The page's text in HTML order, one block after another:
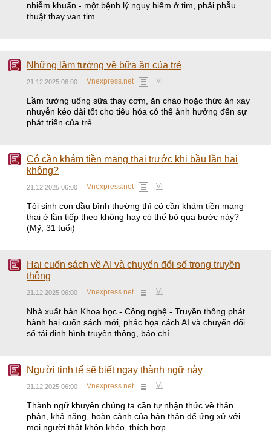
nhiễm khuẩn - một bệnh lý nguy hiểm ở tim, phải phẫu
thuật thay van tim.
Những lầm tưởng về bữa ăn của trẻ
21.12.2025 06:00 Vnexpress.net Vi
Lầm tưởng uống sữa thay cơm, ăn cháo hoặc thức ăn xay
nhuyễn kéo dài tốt cho tiêu hóa có thể ảnh hưởng đến sự
phát triển của trẻ.
Có cần khám tiền mang thai trước khi bầu lần hai
không?
21.12.2025 06:00 Vnexpress.net Vi
Tôi sinh con đầu bình thường thì có cần khám tiền mang
thai ở lần tiếp theo không hay có thể bỏ qua bước này?
(Mỹ, 31 tuổi)
Hai cuốn sách về AI và chuyển đổi số trong truyền
thông
21.12.2025 06:00 Vnexpress.net Vi
Nhà xuất bản Khoa học - Công nghệ - Truyền thông phát
hành hai cuốn sách mới, phác họa cách AI và chuyển đổi
số tái định hình truyền thông, báo chí.
Người tinh tế sẽ biết ngay thành ngữ này
21.12.2025 06:00 Vnexpress.net Vi
Thành ngữ khuyên chúng ta cần tự nhận thức về thân
phận, khả năng, hoàn cảnh của bản thân để ứng xử với
mọi người thật khôn khéo, thích hợp.